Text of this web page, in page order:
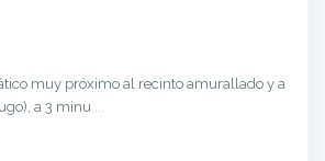
muy próximo al recinto amurallado y a
a 3 minu